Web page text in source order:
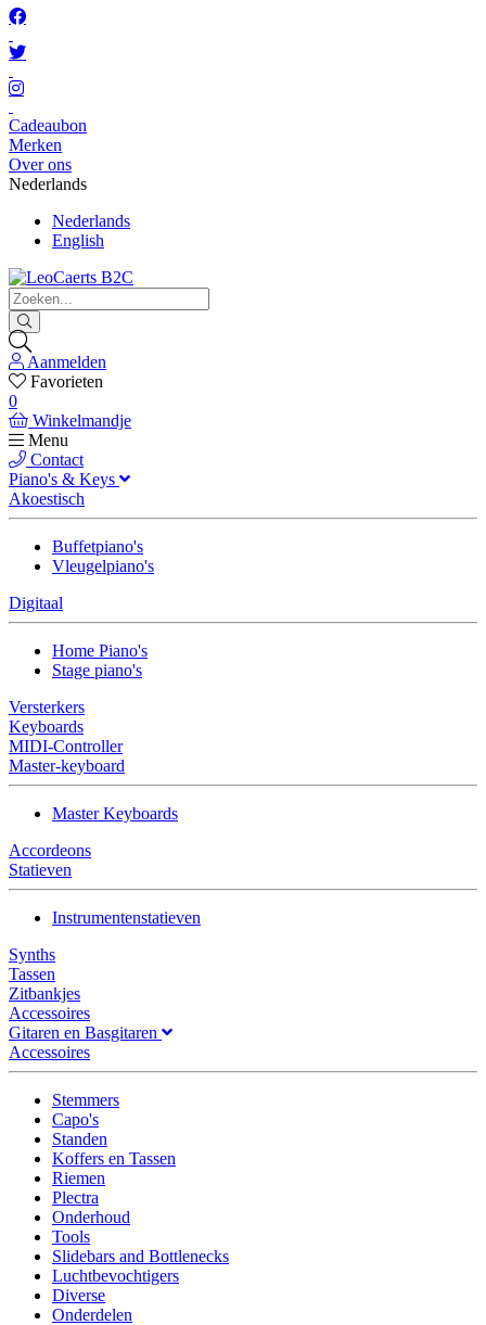
Cadeaubon
Merken
Over ons
Nederlands
Nederlands
English
Aanmelden
Favorieten
0
Winkelmandje
Menu
Contact
Piano's & Keys
Akoestisch
Buffetpiano's
Vleugelpiano's
Digitaal
Home Piano's
Stage piano's
Versterkers
Keyboards
MIDI-Controller
Master-keyboard
Master Keyboards
Accordeons
Statieven
Instrumentenstatieven
Synths
Tassen
Zitbankjes
Accessoires
Gitaren en Basgitaren
Accessoires
Stemmers
Capo's
Standen
Koffers en Tassen
Riemen
Plectra
Onderhoud
Tools
Slidebars and Bottlenecks
Luchtbevochtigers
Diverse
Onderdelen